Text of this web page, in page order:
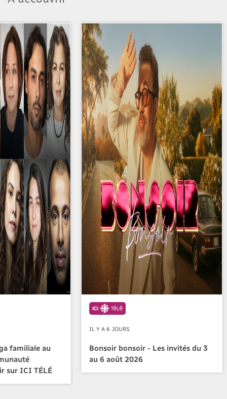
familiale au
sur ICI TÉLÉ
IL Y A 6 JOURS
Bonsoir bonsoir - Les invités du 3
au 6 août 2026